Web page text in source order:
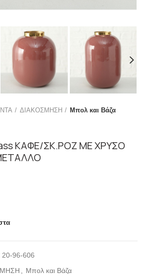
ΔΙΑΚΟΣΜΗΣΗ Μπολ και Βάζα
ΚΑΦΕ/ΣΚ.ΡΟΖ ΜΕ ΧΡΥΣΟ
20-96-606
, Μπολ και Βάζα